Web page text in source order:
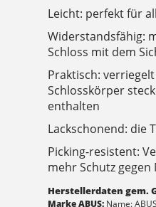
Leicht: perfekt für
Widerstandsfähig:
Schloss mit dem
Praktisch:
Schlosskörper
enthalten
Lackschonend: die
Picking-resistent:
mehr Schutz
Herstellerdaten gem.
Marke ABUS: Name: